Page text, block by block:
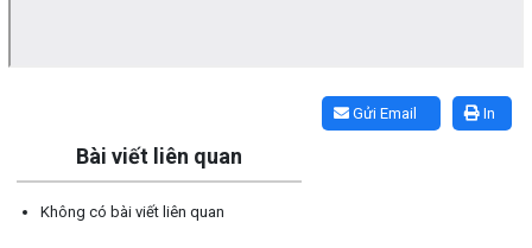
In
Gửi Email
Bài viết liên quan
Không có bài viết liên quan